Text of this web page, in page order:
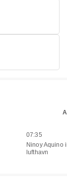
07:35
Ninoy Aquino
lufthavn